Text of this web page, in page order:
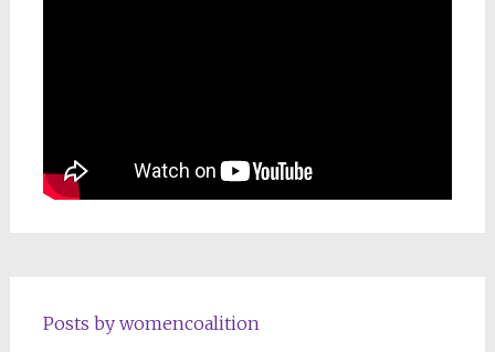
Posts by womencoalition